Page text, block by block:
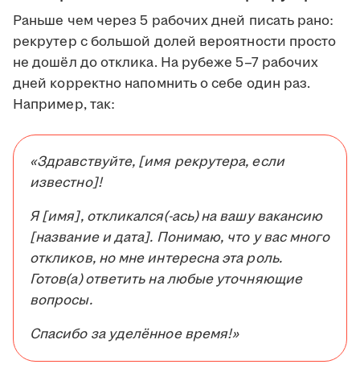
Раньше чем через 5 рабочих дней писать рано:
рекрутер с большой долей вероятности просто
не дошёл до отклика. На рубеже 5–7 рабочих
дней корректно напомнить о себе один раз.
Например, так:
«Здравствуйте, [имя рекрутера, если
известно]!
Я [имя], откликался(-ась) на вашу вакансию
[название и дата]. Понимаю, что у вас много
откликов, но мне интересна эта роль.
Готов(а) ответить на любые уточняющие
вопросы.
Спасибо за уделённое время!»